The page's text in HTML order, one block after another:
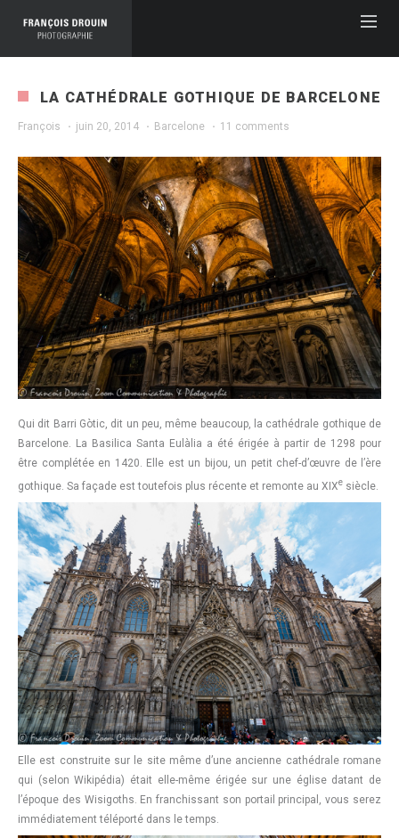
LA CATHÉDRALE GOTHIQUE DE BARCELONE
François · juin 20, 2014 · Barcelone · 11 comments
Qui dit Barri Gòtic, dit un peu, même beaucoup, la cathédrale gothique de
Barcelone. La Basilica Santa Eulàlia a été érigée à partir de 1298 pour
être complétée en 1420. Elle est un bijou, un petit chef-d’œuvre de l’ère
gothique. Sa façade est toutefois plus récente et remonte au XIXe siècle.
Elle est construite sur le site même d’une ancienne cathédrale romane
qui (selon Wikipédia) était elle-même érigée sur une église datant de
l’époque des Wisigoths. En franchissant son portail principal, vous serez
immédiatement téléporté dans le temps.